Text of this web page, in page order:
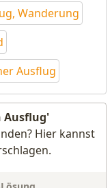
Wanderung
Ausflug
Ausflug'
Hier kannst